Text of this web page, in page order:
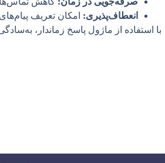
انعطاف‌پذیری: امکان تعریف
با استفاده از ماژول پاسخ زماندار،